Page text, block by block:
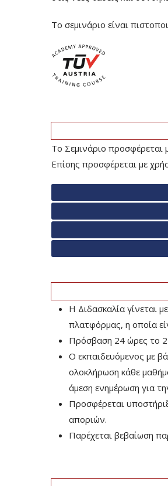
Το σεμινάριο είναι
Το Σεμινάριο προσφέρεται
Επίσης προσφέρεται με
Η Διδασκαλία γίνεται
πλατφόρμας, η οποία
Πρόσβαση 24 ώρες το
Ο εκπαιδευόμενος με
ολοκλήρωση κάθε
άμεση ενημέρωση για
Προσφέρεται
αποριών.
Παρέχεται βεβαίωση